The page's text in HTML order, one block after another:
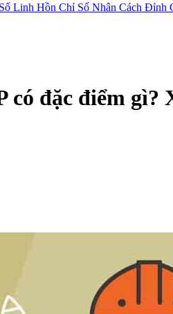
Linh Hồn Chỉ Số Nhân Cách Đỉnh
có đặc điểm